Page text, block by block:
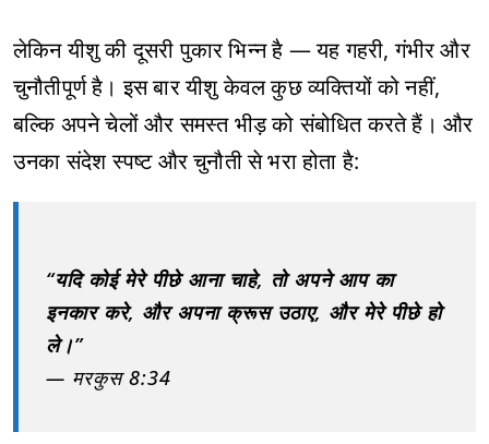
लेकिन यीशु की दूसरी पुकार भिन्न है — यह गहरी, गंभीर और
चुनौतीपूर्ण है। इस बार यीशु केवल कुछ व्यक्तियों को नहीं,
बल्कि अपने चेलों और समस्त भीड़ को संबोधित करते हैं। और
उनका संदेश स्पष्ट और चुनौती से भरा होता है:
“यदि कोई मेरे पीछे आना चाहे, तो अपने आप का
इनकार करे, और अपना क्रूस उठाए, और मेरे पीछे हो
ले।”
— मरकुस 8:34